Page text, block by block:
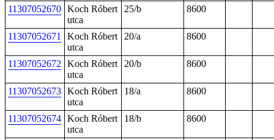
11307052670 Koch Róbert
utca
25/b 8600
11307052671
Koch Róbert
utca
20/a 8600
11307052672
Koch Róbert
utca
20/b 8600
11307052673 Koch Róbert
utca
18/a 8600
11307052674 Koch Róbert
utca
18/b 8600